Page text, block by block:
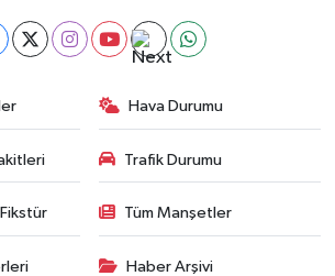
Hava Durumu
Trafik Durumu
Tüm Manşetler
Haber Arşivi